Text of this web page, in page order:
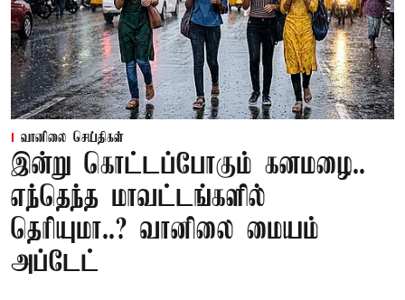
வானிலை செய்திகள்
இன்று கொட்டப்போகும் கனமழை..
எந்தெந்த மாவட்டங்களில்
தெரியுமா..? வானிலை மையம்
அப்டேட்